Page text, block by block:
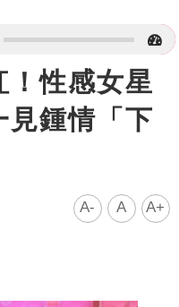
！性感女星
見鍾情「下
A- A A+